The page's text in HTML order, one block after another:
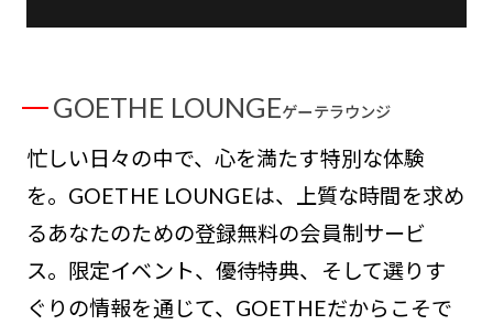
GOETHE LOUNGEゲーテラウンジ
忙しい日々の中で、心を満たす特別な体験
を。GOETHE LOUNGEは、上質な時間を求め
るあなたのための登録無料の会員制サービ
ス。限定イベント、優待特典、そして選りす
ぐりの情報を通じて、GOETHEだからこそで